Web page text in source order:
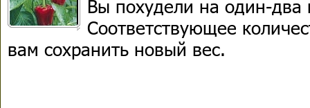
Вы похудели на один-два
Соответствующее
вам сохранить новый вес.